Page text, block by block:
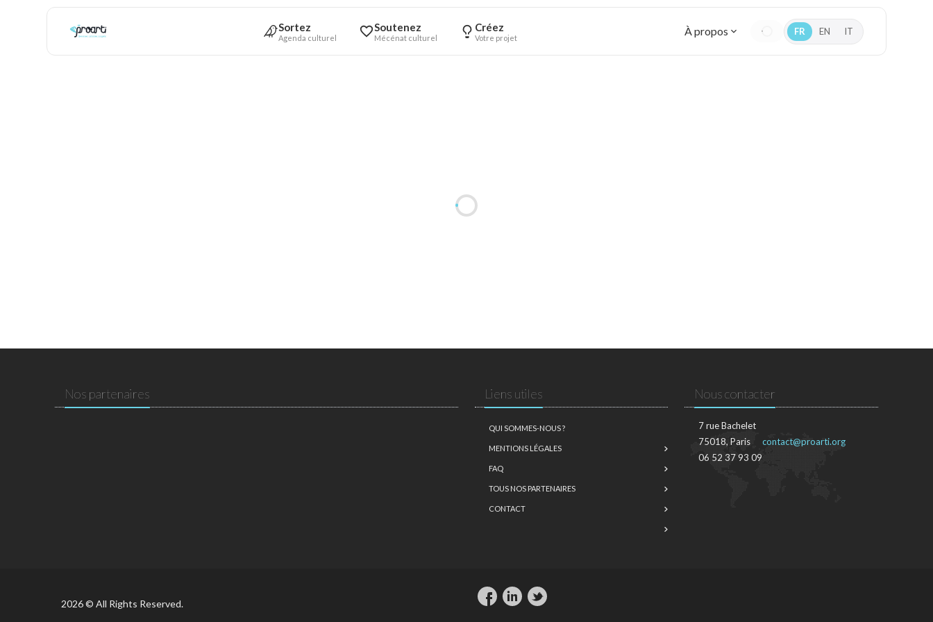
Sortez
Agenda culturel
Soutenez
Mécénat culturel
Créez
Votre projet À propos FR EN IT
Nos partenaires Liens utiles
QUI SOMMES-NOUS ?
MENTIONS LÉGALES
FAQ
TOUS NOS PARTENAIRES
CONTACT
Nous contacter
7 rue Bachelet
75018, Paris
06 52 37 93 09
contact@proarti.org
2026 © All Rights Reserved.